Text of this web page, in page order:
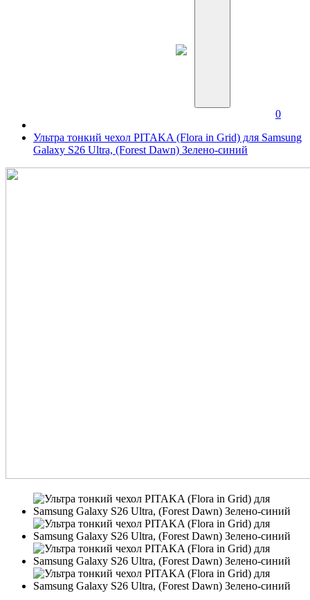
0
Ультра тонкий чехол PITAKA (Flora in Grid) для Samsung
Galaxy S26 Ultra, (Forest Dawn) Зелено-синий